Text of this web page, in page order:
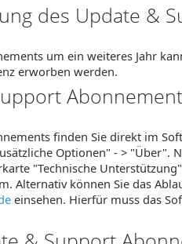
des Update &
um ein weiteres Jahr
erworben werden.
finden Sie direkt im
Optionen" - > "Über".
"Technische
Alternativ können Sie das
einsehen. Hierfür muss das